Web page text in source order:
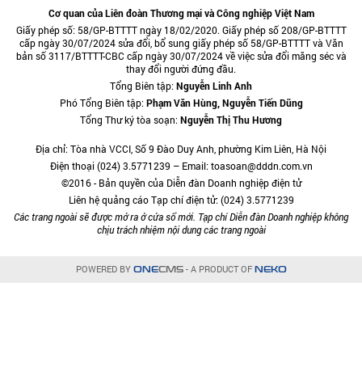
Cơ quan của Liên đoàn Thương mại và Công nghiệp Việt Nam
Giấy phép số: 58/GP-BTTTT ngày 18/02/2020. Giấy phép số 208/GP-BTTTT
cấp ngày 30/07/2024 sửa đổi, bổ sung giấy phép số 58/GP-BTTTT và Văn
bản số 3117/BTTTT-CBC cấp ngày 30/07/2024 về việc sửa đổi măng séc và
thay đổi người đứng đầu.
Tổng Biên tập:Nguyễn Linh Anh
Phó Tổng Biên tập:Phạm Văn Hùng, Nguyễn Tiến Dũng
Tổng Thư ký tòa soạn:Nguyễn Thị Thu Hương
Địa chỉ: Tòa nhà VCCI, Số 9 Đào Duy Anh, phường Kim Liên, Hà Nội
Điện thoại (024) 3.5771239 – Email: toasoan@dddn.com.vn
©2016 - Bản quyền của Diễn đàn Doanh nghiệp điện tử
Liên hệ quảng cáo Tạp chí điện tử: (024) 3.5771239
Các trang ngoài sẽ được mở ra ở cửa sổ mới. Tạp chí Diễn đàn Doanh nghiệp không
chịu trách nhiệm nội dung các trang ngoài
POWERED BY ONECMS- A PRODUCT OF NEKO